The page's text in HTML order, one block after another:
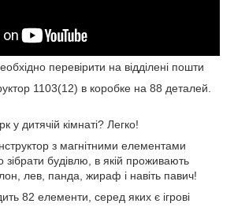
перевірити на відділені пошти
у дитячій кімнаті? Легко!
з магнітними елементами
зібрати будівлю, в якій проживають
лев, панда, жираф і навіть павич!
82 елементи, серед яких є ігрові